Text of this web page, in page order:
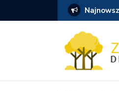
wyborem niż tradycyjna proteza